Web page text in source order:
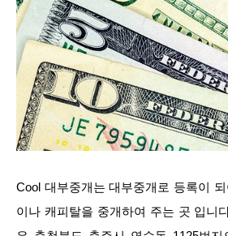
Cool 대부중개는 대부중개로 등록이
이나 캐피탈을 중개하여 주는 곳 입니